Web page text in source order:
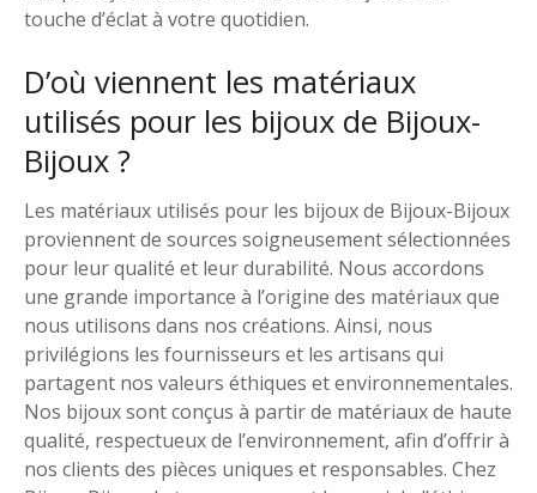
touche d’éclat à votre quotidien.
D’où viennent les matériaux
utilisés pour les bijoux de Bijoux-
Bijoux ?
Les matériaux utilisés pour les bijoux de Bijoux-Bijoux
proviennent de sources soigneusement sélectionnées
pour leur qualité et leur durabilité. Nous accordons
une grande importance à l’origine des matériaux que
nous utilisons dans nos créations. Ainsi, nous
privilégions les fournisseurs et les artisans qui
partagent nos valeurs éthiques et environnementales.
Nos bijoux sont conçus à partir de matériaux de haute
qualité, respectueux de l’environnement, afin d’offrir à
nos clients des pièces uniques et responsables. Chez